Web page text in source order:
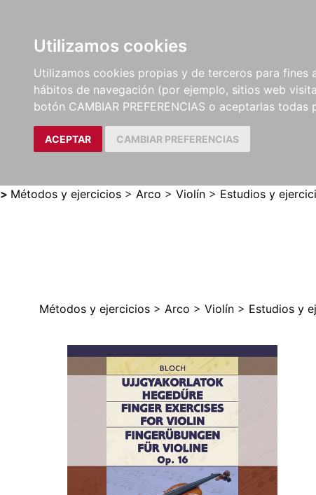
Utilizamos cookies
Utilizamos cookies propias y de terceros para
hábitos de navegación (por ejemplo, sitios web
botón CAMBIAR PREFERENCIAS o aceptarlas todas
ACEPTAR CAMBIAR PREFERENCIAS
LIBROS
MÉTODOS Y
EJERCICIOS
PARTITURAS Y EDICIONES
CRÍTICAS
> Métodos y ejercicios > Arco > Violín > Estudios y
Métodos y ejercicios > Arco > Violín > Estudios y